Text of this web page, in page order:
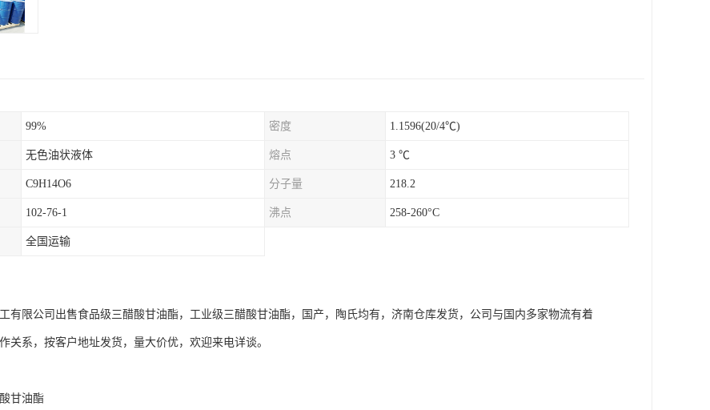
99% 密度 1.1596(20/4℃)
无色油状液体 熔点 3 ℃
C9H14O6 分子量 218.2
102-76-1 沸点 258-260°C
全国运输
有限公司出售食品级三醋酸甘油酯，工业级三醋酸甘油酯，国产，陶氏均有，济南仓库发货，公司与国内多家物流有着
关系，按客户地址发货，量大价优，欢迎来电详谈。
甘油酯